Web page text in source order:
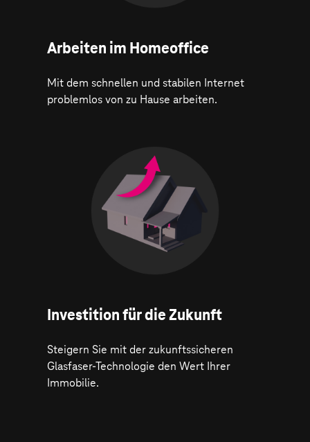
Arbeiten im Homeoffice
Mit dem schnellen und stabilen Internet
problemlos von zu Hause arbeiten.
Investition für die Zukunft
Steigern Sie mit der zukunftssicheren
Glasfaser-Technologie den Wert Ihrer
Immobilie.